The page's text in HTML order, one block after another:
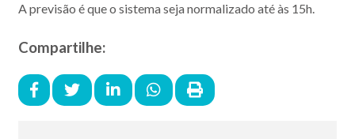
A previsão é que o sistema seja normalizado até às 15h.
Compartilhe: